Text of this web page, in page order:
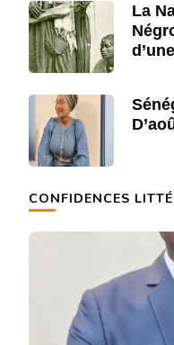
La
CONFIDENCES